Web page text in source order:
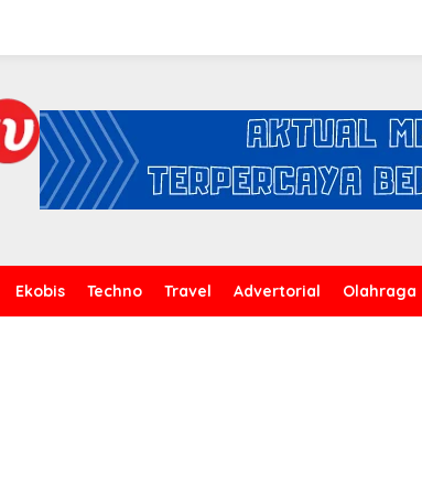
Ekobis Techno Travel Advertorial Olahraga